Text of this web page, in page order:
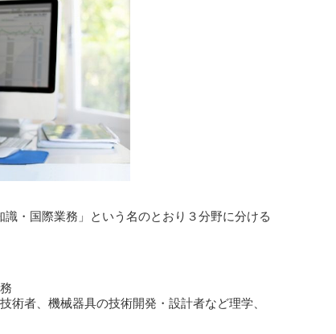
・国際業務」という名のとおり３分野に分ける
者、機械器具の技術開発・設計者など理学、